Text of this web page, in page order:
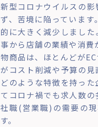
新型コロナウイルスの
ず、苦境に陥っていま
的に大きく減少しまし
事から店舗の業績や消
物商品は、ほとんどが
がコスト削減や予算の
どのような特徴を持っ
てコロナ禍でも求人数
社職(営業職)の需要の
す。